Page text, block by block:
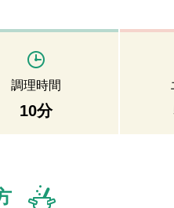
調理時間
10分